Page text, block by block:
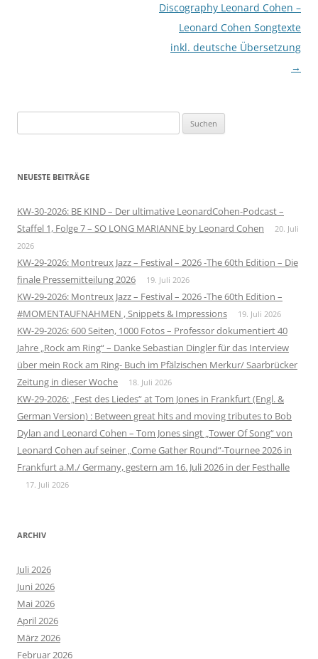
Discography Leonard Cohen –
Leonard Cohen Songtexte
inkl. deutsche Übersetzung
→
nach:
NEUESTE BEITRÄGE
KW-30-2026: BE KIND – Der ultimative LeonardCohen-Podcast –
Staffel 1, Folge 7 – SO LONG MARIANNE by Leonard Cohen
20. Juli
2026
KW-29-2026: Montreux Jazz – Festival – 2026 -The 60th Edition – Die
finale Pressemitteilung 2026
19. Juli 2026
KW-29-2026: Montreux Jazz – Festival – 2026 -The 60th Edition –
#MOMENTAUFNAHMEN , Snippets & Impressions
19. Juli 2026
KW-29-2026: 600 Seiten, 1000 Fotos – Professor dokumentiert 40
Jahre „Rock am Ring“ – Danke Sebastian Dingler für das Interview
über mein Rock am Ring- Buch im Pfälzischen Merkur/ Saarbrücker
Zeitung in dieser Woche
18. Juli 2026
KW-29-2026: „Fest des Liedes“ at Tom Jones in Frankfurt (Engl. &
German Version) : Between great hits and moving tributes to Bob
Dylan and Leonard Cohen – Tom Jones singt „Tower Of Song“ von
Leonard Cohen auf seiner „Come Gather Round“-Tournee 2026 in
Frankfurt a.M./ Germany, gestern am 16. Juli 2026 in der Festhalle
17. Juli 2026
ARCHIV
Juli 2026
Juni 2026
Mai 2026
April 2026
März 2026
Februar 2026